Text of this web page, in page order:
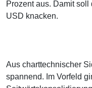
Prozent aus. Damit
USD knacken.
Aus charttechnischer
spannend. Im Vorfeld